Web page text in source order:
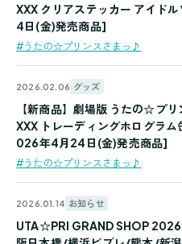
#うたの☆プリンスさまっ♪
XXX クリアステッカー アイド
4日(金)発売商品]
2026.02.06 グッズ
#うたの☆プリンスさまっ♪
【新商品】劇場版 うたの☆プ
XXX トレーディングホログラ
026年4月24日(金)発売商品]
2026.01.14 お知らせ
UTA☆PRI GRAND SHOP